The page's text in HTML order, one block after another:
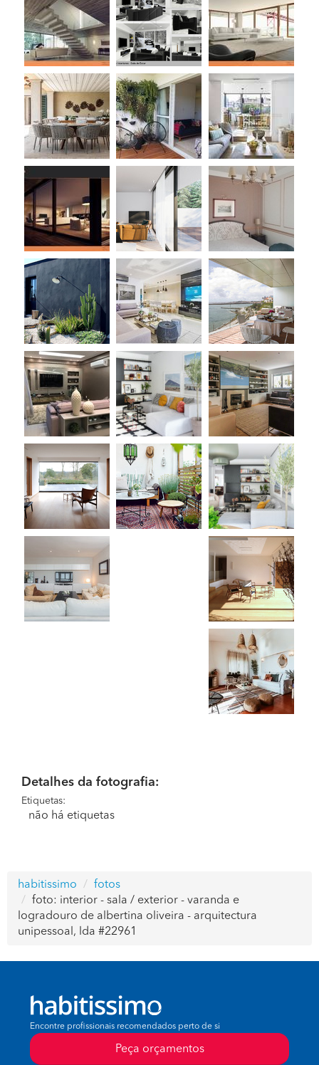
Detalhes da fotografia:
Etiquetas:
não há etiquetas
habitissimo
fotos
foto: interior - sala / exterior - varanda e
logradouro de albertina oliveira - arquitectura
unipessoal, lda #22961
Encontre profissionais recomendados perto de si
Peça orçamentos